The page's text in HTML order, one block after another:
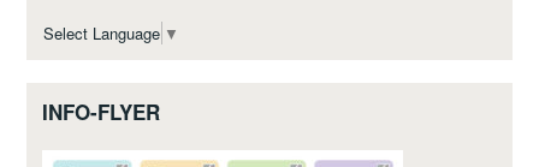
Select Language ▼
INFO-FLYER